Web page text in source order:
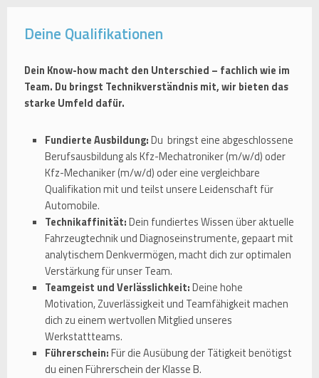
Deine Qualifikationen
Dein Know-how macht den Unterschied – fachlich wie im
Team. Du bringst Technikverständnis mit, wir bieten das
starke Umfeld dafür.
Fundierte Ausbildung:Du bringst eine abgeschlossene
Berufsausbildung als Kfz-Mechatroniker (m⁠/⁠w⁠/⁠d) oder
Kfz-Mechaniker (m⁠/⁠w⁠/⁠d) oder eine vergleichbare
Qualifikation mit und teilst unsere Leidenschaft für
Automobile.
Technikaffinität:Dein fundiertes Wissen über aktuelle
Fahrzeugtechnik und Diagnoseinstrumente, gepaart mit
analytischem Denkvermögen, macht dich zur optimalen
Verstärkung für unser Team.
Teamgeist und Verlässlichkeit:Deine hohe
Motivation, Zuverlässigkeit und Teamfähigkeit machen
dich zu einem wertvollen Mitglied unseres
Werkstattteams.
Führerschein:Für die Ausübung der Tätigkeit benötigst
du einen Führerschein der Klasse B.